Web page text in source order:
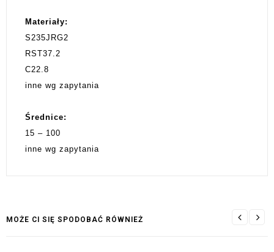
Materiały:
S235JRG2
RST37.2
C22.8
inne wg zapytania
Średnice:
15 – 100
inne wg zapytania
MOŻE CI SIĘ SPODOBAĆ RÓWNIEŻ